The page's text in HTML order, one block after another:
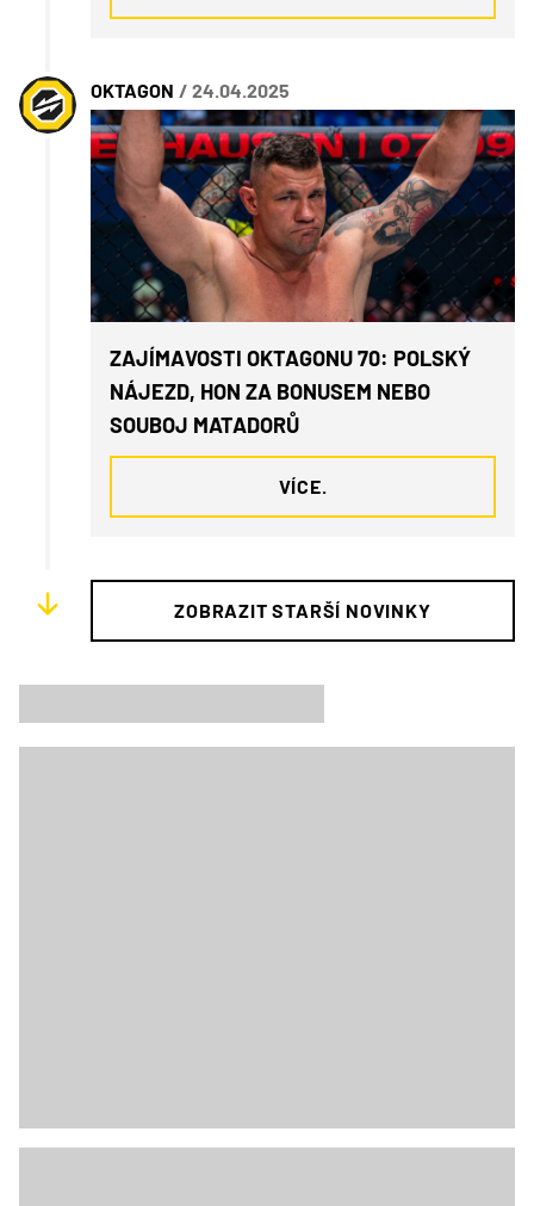
OKTAGON / 24.04.2025
ZAJÍMAVOSTI OKTAGONU 70: POLSKÝ
NÁJEZD, HON ZA BONUSEM NEBO
SOUBOJ MATADORŮ
VÍCE.
ZOBRAZIT STARŠÍ NOVINKY